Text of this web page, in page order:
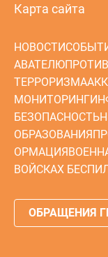
Карта сайта
НОВОСТИ
АВАТЕЛЮ
ТЕРРОРИЗМА
МОНИТОРИНГ
БЕЗОПАСНОСТЬ
ОБРАЗОВАНИЯ
ОРМАЦИЯ
ВОЙСКАХ
ОБРАЩЕНИЯ